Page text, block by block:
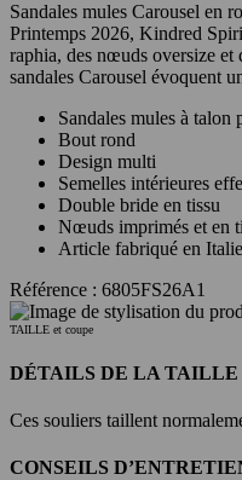
Sandales mules Carousel en
Printemps 2026, Kindred
raphia, des nœuds oversize et
sandales Carousel évoquent
Sandales mules à talon
Bout rond
Design multi
Semelles intérieures
Double bride en tissu
Nœuds imprimés et en
Article fabriqué en Italie
Référence : 6805FS26A1
TAILLE et coupe
DÉTAILS DE LA TAILLE
Ces souliers taillent
CONSEILS